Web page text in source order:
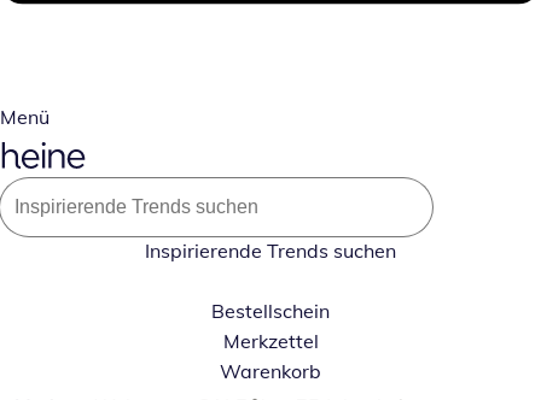
Menü
Inspirierende Trends suchen
Bestellschein
Merkzettel
Warenkorb